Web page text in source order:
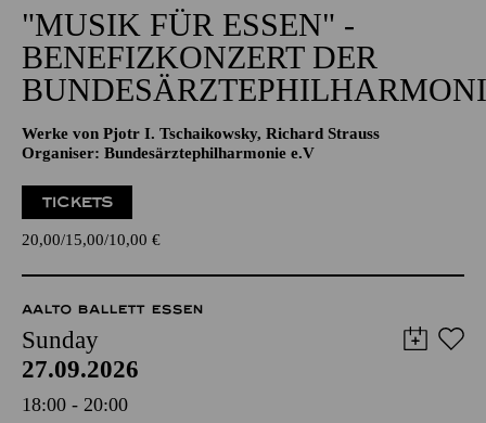
"MUSIK FÜR ESSEN" -
BENEFIZKONZERT DER
Werke von Pjotr I. Tschaikowsky, Richard Strauss
Organiser: Bundesärztephilharmonie e.V
TICKETS
20,00 15,00 10,00 €
AALTO BALLETT ESSEN
Sunday
27.09.2026
18:00 - 20:00